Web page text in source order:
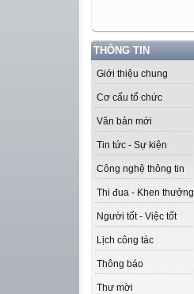
THÔNG TIN
Giới thiệu chung
Cơ cấu tổ chức
Văn bản mới
Tin tức - Sự kiện
Công nghệ thông tin
Thi đua - Khen thưởng
Người tốt - Việc tốt
Lịch công tác
Thông báo
Thư mời